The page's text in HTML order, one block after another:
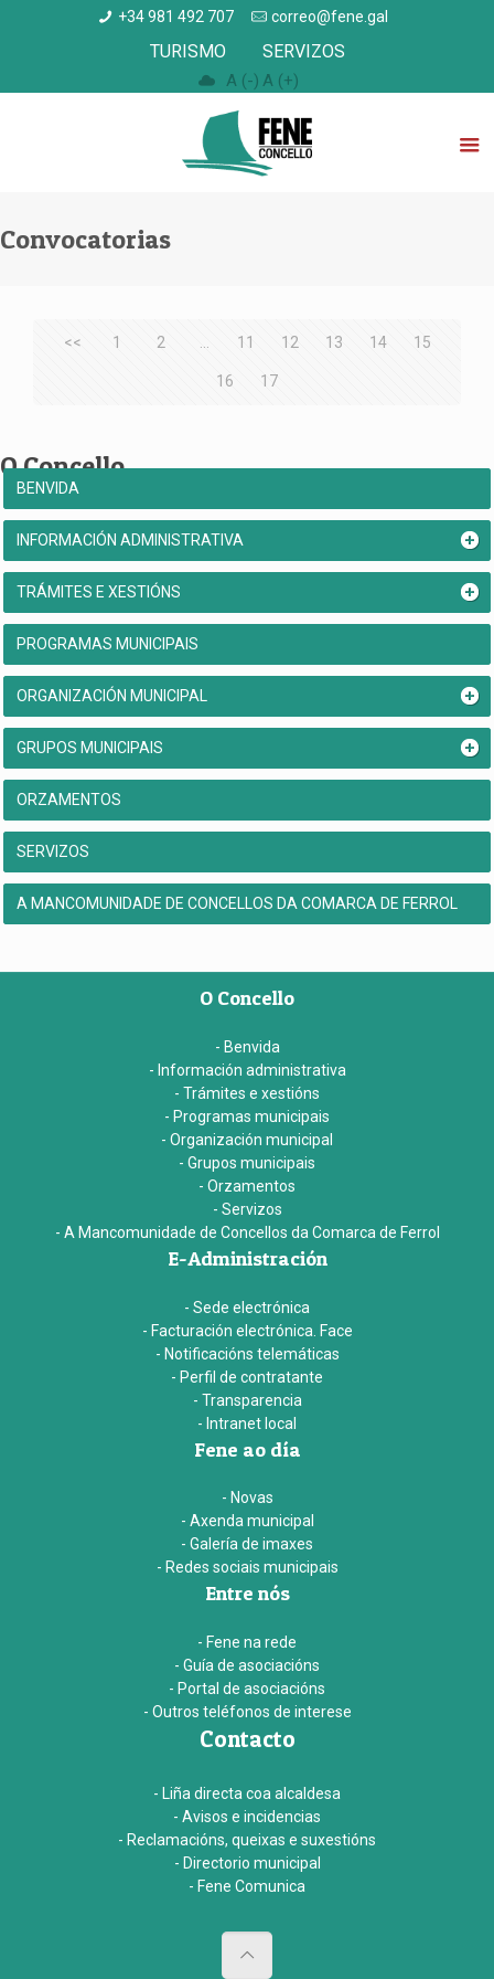
+34 981 492 707 correo@fene.gal
TURISMO SERVIZOS
A (-) A (+)
Convocatorias
<< 1 2 11 12 13 14 15
16 17
O Concello
BENVIDA
INFORMACIÓN ADMINISTRATIVA
TRÁMITES E XESTIÓNS
PROGRAMAS MUNICIPAIS
ORGANIZACIÓN MUNICIPAL
GRUPOS MUNICIPAIS
ORZAMENTOS
SERVIZOS
A MANCOMUNIDADE DE CONCELLOS DA COMARCA DE FERROL
O Concello
- Benvida
- Información administrativa
- Trámites e xestións
- Programas municipais
- Organización municipal
- Grupos municipais
- Orzamentos
- Servizos
- A Mancomunidade de Concellos da Comarca de Ferrol
E-Administración
- Sede electrónica
- Facturación electrónica. Face
- Notificacións telemáticas
- Perfil de contratante
- Transparencia
- Intranet local
Fene ao día
- Novas
- Axenda municipal
- Galería de imaxes
- Redes sociais municipais
Entre nós
- Fene na rede
- Guía de asociacións
- Portal de asociacións
- Outros teléfonos de interese
Contacto
- Liña directa coa alcaldesa
- Avisos e incidencias
- Reclamacións, queixas e suxestións
- Directorio municipal
- Fene Comunica